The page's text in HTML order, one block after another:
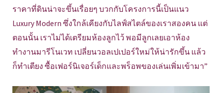
ราคาที่ดินน่าจะขึ้นเรื่อยๆ บวกกับโครงการนี้เป็นแนว
Luxury Modern ซึ่งใกล้เคียงกับไลฟ์สไตล์ของเราสองคน แต่
ตอนนั้น เราไม่ได้เตรียมห้องลูกไว้ พอมีลูกเลยเอาห้อง
ทำงานมารีโนเวท เปลี่ยนวอลเปเปอร์ใหม่ให้น่ารักขึ้น แล้ว
ก็ทำเตียง ซื้อเฟอร์นิเจอร์เด็กและพร็อพของเล่นเพิ่มเข้ามา”